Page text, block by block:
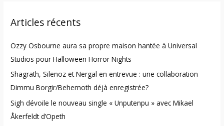
c
f
o
r
:
Articles récents
Ozzy Osbourne aura sa propre maison hantée à Universal
Studios pour Halloween Horror Nights
Shagrath, Silenoz et Nergal en entrevue : une collaboration
Dimmu Borgir/Behemoth déjà enregistrée?
Sigh dévoile le nouveau single « Unputenpu » avec Mikael
Åkerfeldt d’Opeth